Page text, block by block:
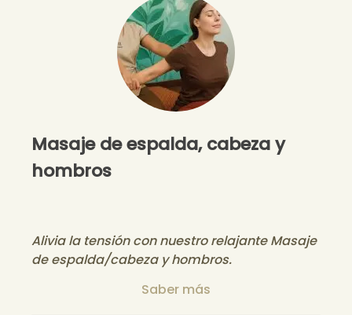
Masaje de espalda, cabeza y
hombros
Alivia la tensión con nuestro relajante Masaje
de espalda/cabeza y hombros.
Saber más